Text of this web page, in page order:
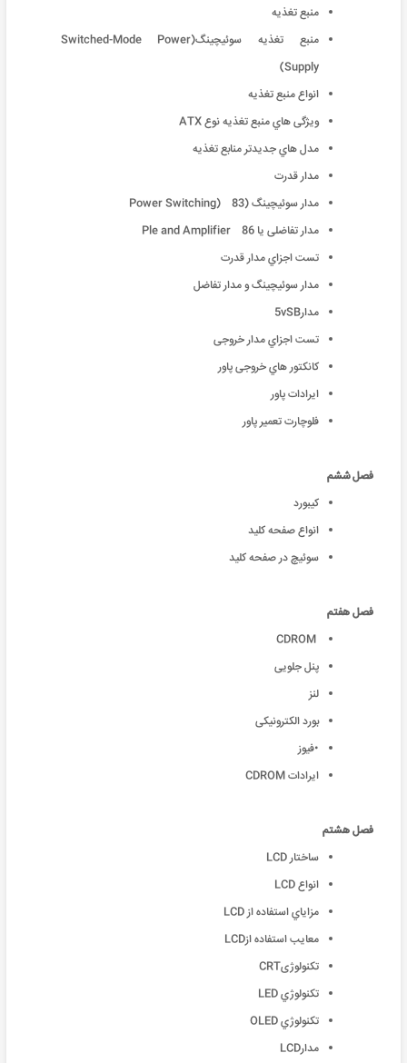
منبع تغذیه
منبع تغذیه سوئیچینگ(Switched-Mode Power
Supply)
انواع منبع تغذیه
ویژگی هاي منبع تغذیه نوع ATX
مدل هاي جدیدتر منابع تغذیه
مدار قدرت
مدار سوئیچینگ (Power Switching) 83
مدار تفاضلی یا Ple and Amplifier 86
تست اجزاي مدار قدرت
مدار سوئیچینگ و مدار تفاضل
مدار5vSB
تست اجزاي مدار خروجی
کانکتور هاي خروجی پاور
ایرادات پاور
فلوچارت تعمیر پاور
فصل ششم
کیبورد
انواع صفحه کلید
سوئیچ در صفحه کلید
فصل هفتم
پنل جلویی
لنز
بورد الکترونیکی
•فیوز
ایرادات CDROM
فصل هشتم
ساختار LCD
انواع LCD
مزایاي استفاده از LCD
معایب استفاده ازLCD
تکنولوژیCRT
تکنولوژي LED
تکنولوژي OLED
مدارLCD